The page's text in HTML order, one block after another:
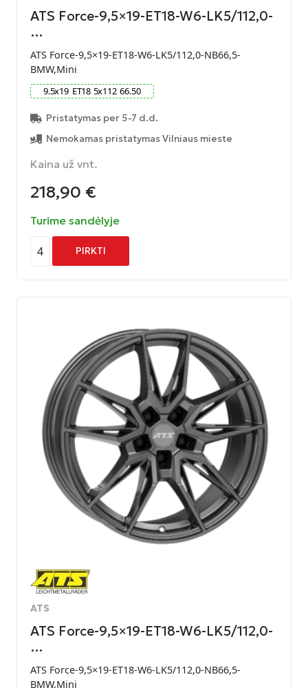
ATS Force-9,5×19-ET18-W6-LK5/112,0-
…
ATS Force-9,5×19-ET18-W6-LK5/112,0-NB66,5-
BMW,Mini
9.5x19 ET18 5x112 66.50
Pristatymas per 5-7 d.d.
Nemokamas pristatymas Vilniaus mieste
Kaina už vnt.
218,90 €
Turime sandėlyje
4 PIRKTI
ATS
ATS Force-9,5×19-ET18-W6-LK5/112,0-
…
ATS Force-9,5×19-ET18-W6-LK5/112,0-NB66,5-
BMW,Mini